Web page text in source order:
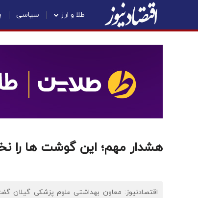
طلا و ارز سیاسی
هشدار مهم؛ این گوشت ها را
اقتصادنیوز: معاون بهداشتی علوم پزشکی گیلان